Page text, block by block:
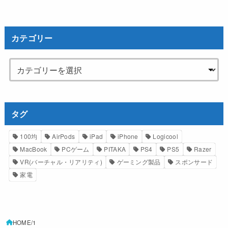
カテゴリー
タグ
100均 AirPods iPad iPhone
Logicool
MacBook
PCゲーム PITAKA PS4 PS5
Razer
VR(バーチャル・リアリティ)
ゲーミング製品
スポンサード
家電
HOME 1